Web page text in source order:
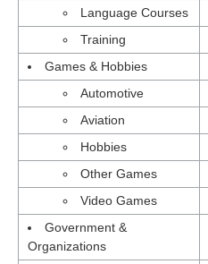
Language Courses
Training
Games & Hobbies
Automotive
Aviation
Hobbies
Other Games
Video Games
Government &
Organizations